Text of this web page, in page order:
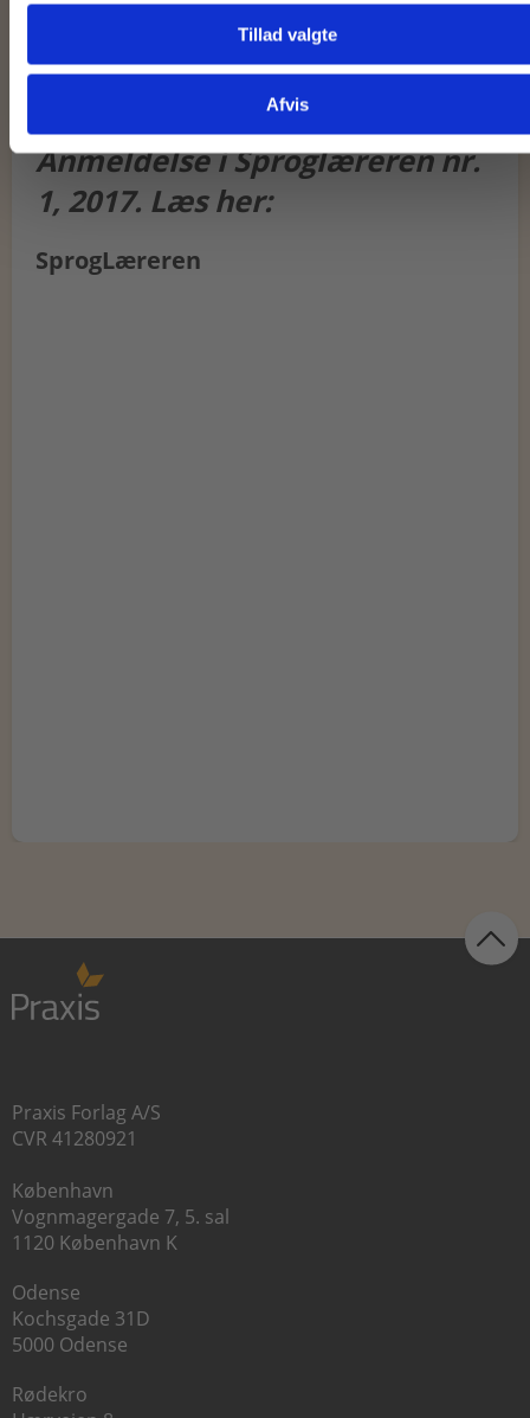
Tillad valgte
Afvis
Anmeldelse i Sproglæreren nr.
1, 2017. Læs her:
SprogLæreren
Praxis Forlag A/S
CVR 41280921
København
Vognmagergade 7, 5. sal
1120 København K
Odense
Kochsgade 31D
5000 Odense
Rødekro
Gå til praxisOnline